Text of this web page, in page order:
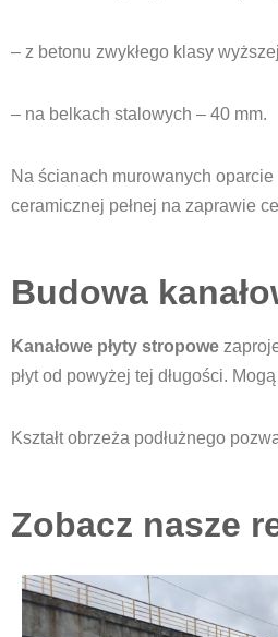
– z betonu zwykłego klasy
– na belkach stalowych – 40 mm.
Na ścianach murowanych
ceramicznej pełnej na zaprawie
Budowa
Kanałowe płyty stropowe
płyt od powyżej tej długości.
Kształt obrzeża podłużnego
Zobacz nasze